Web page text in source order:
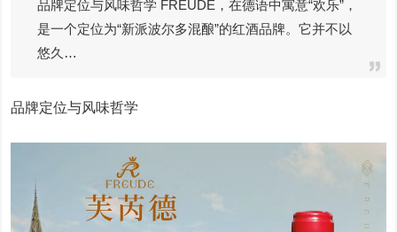
品牌定位与风味哲学 FREUDE，在德语中寓意“欢乐”，
是一个定位为“新派波尔多混酿”的红酒品牌。它并不以
悠久…
品牌定位与风味哲学